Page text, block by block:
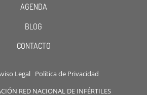
AGENDA
BLOG
CONTACTO
Legal Política de Privacidad
RED NACIONAL DE INFÉRTILES